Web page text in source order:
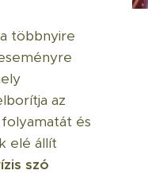
többnyire
az
és
elé állít
szó